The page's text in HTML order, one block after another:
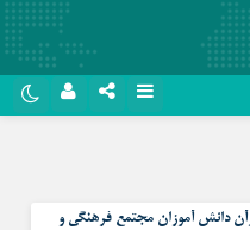
دانش آموزان مجتمع فرهنگی و